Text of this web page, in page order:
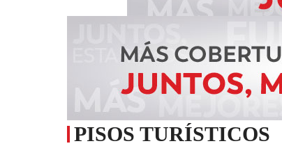
PISOS TURÍSTICOS